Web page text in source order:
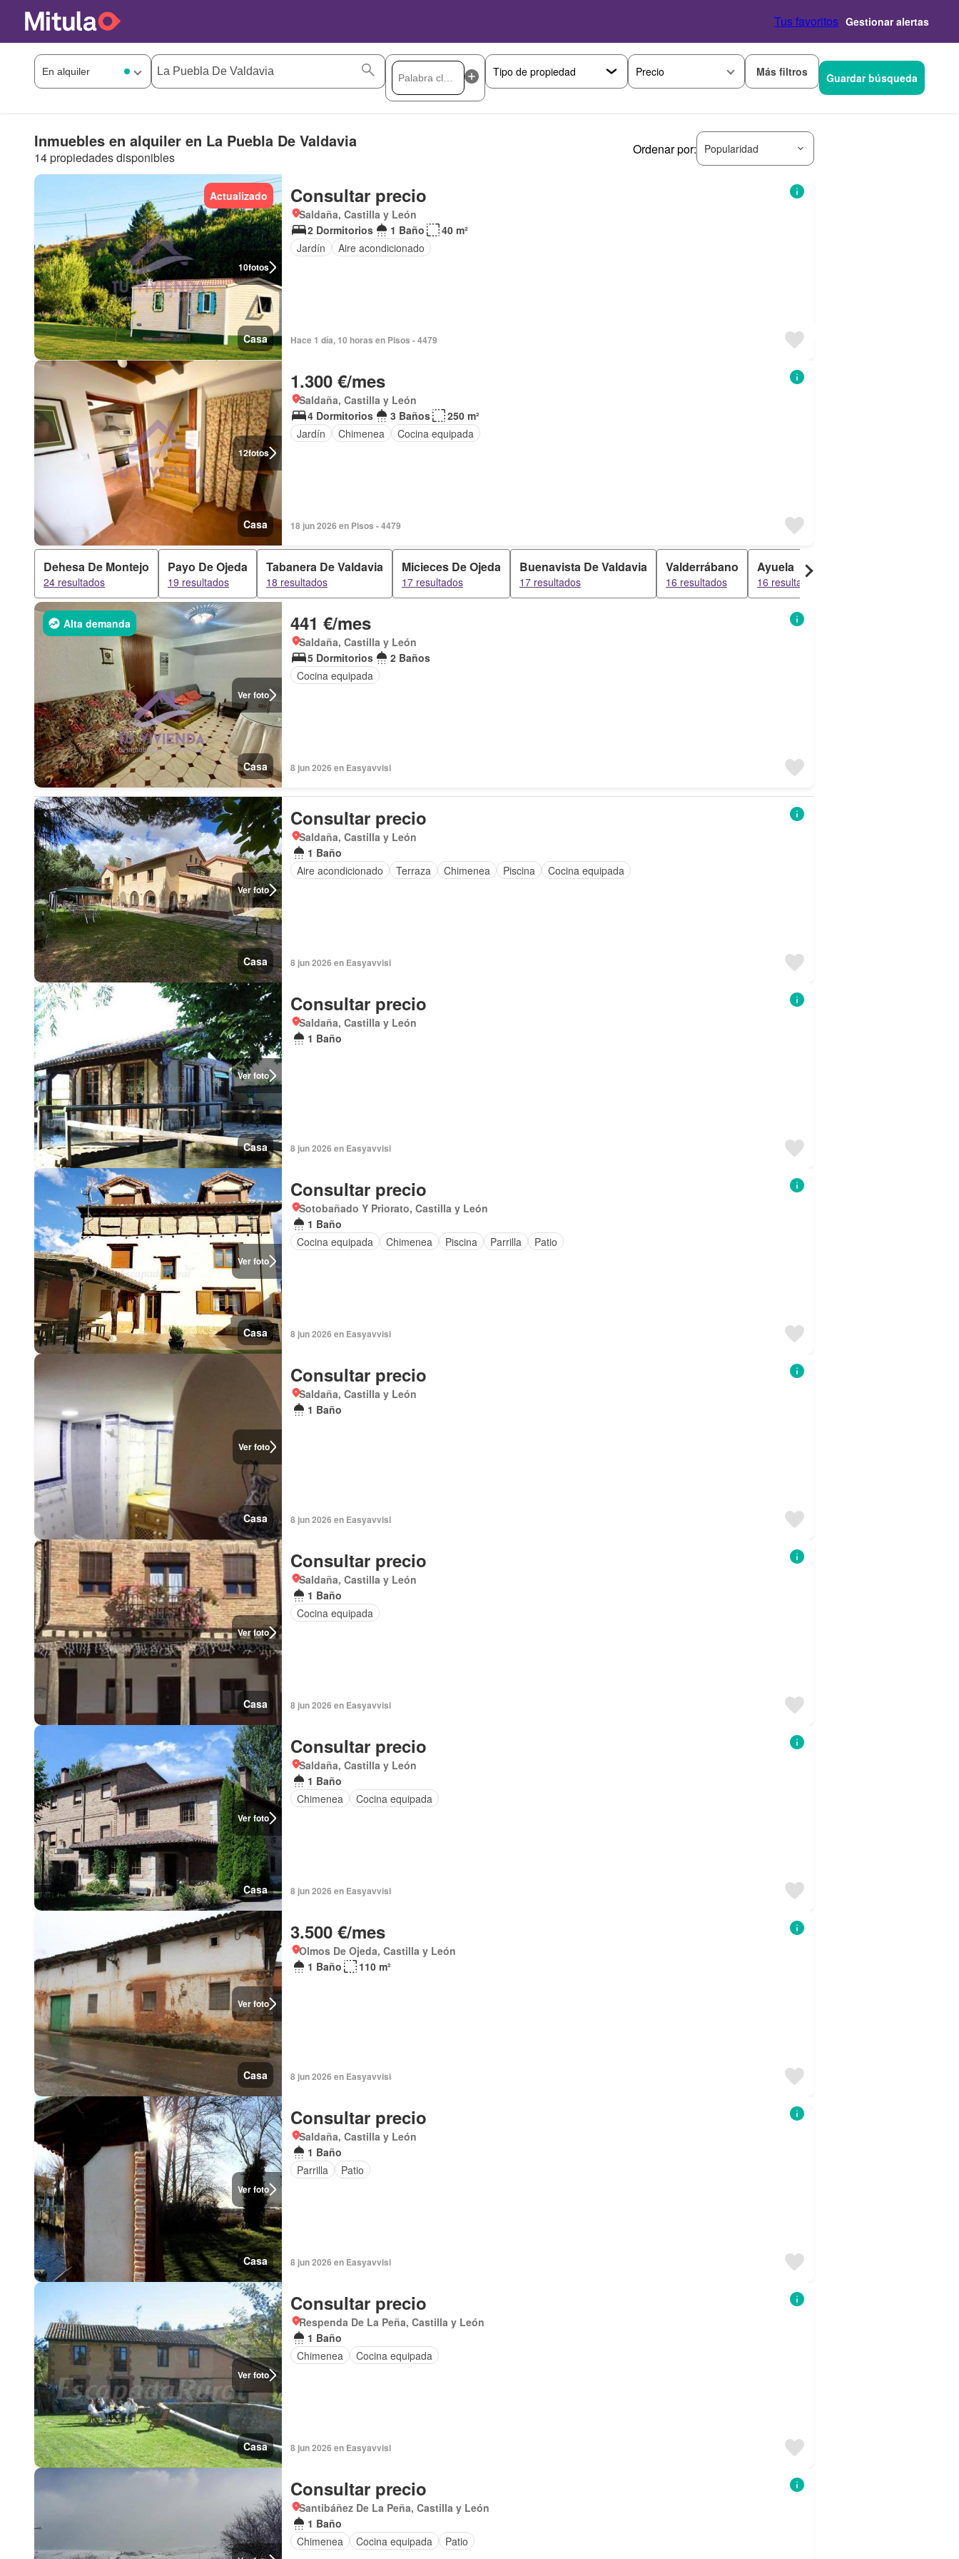
Tus favoritos Gestionar alertas
Precio Más filtros Guardar búsqueda
Inmuebles en alquiler en La Puebla De Valdavia
14 propiedades disponibles
Ordenar por: Popularidad
10fotos
Actualizado
Casa
Consultar precio
Saldaña, Castilla y León
2 Dormitorios
1 Baño
40 m²
Jardín
Aire acondicionado
Hace 1 día, 10 horas en Pisos - 4479
12fotos
Casa
1.300 €/mes
Saldaña, Castilla y León
4 Dormitorios
3 Baños
250 m²
Jardín
Chimenea Cocina equipada
18 jun 2026 en Pisos - 4479
Dehesa De Montejo
24 resultados
Payo De Ojeda
19 resultados
Tabanera De Valdavia
18 resultados
Micieces De Ojeda
17 resultados
Buenavista De Valdavia
17 resultados
Valderrábano
16 resultados
Ayuela
16 resultados
Ver foto
Alta demanda
Casa
441 €/mes
Saldaña, Castilla y León
5 Dormitorios
2 Baños
Cocina equipada
8 jun 2026 en Easyavvisi
Ver foto
Casa
Consultar precio
Saldaña, Castilla y León
1 Baño
Aire acondicionado
Terraza Chimenea Piscina Cocina equipada
8 jun 2026 en Easyavvisi
Ver foto
Casa
Consultar precio
Saldaña, Castilla y León
1 Baño
8 jun 2026 en Easyavvisi
Ver foto
Casa
Consultar precio
Sotobañado Y Priorato, Castilla y León
1 Baño
Cocina equipada
Chimenea Piscina Parrilla Patio
8 jun 2026 en Easyavvisi
Ver foto
Casa
Consultar precio
Saldaña, Castilla y León
1 Baño
8 jun 2026 en Easyavvisi
Ver foto
Casa
Consultar precio
Saldaña, Castilla y León
1 Baño
Cocina equipada
8 jun 2026 en Easyavvisi
Ver foto
Casa
Consultar precio
Saldaña, Castilla y León
1 Baño
Chimenea
Cocina equipada
8 jun 2026 en Easyavvisi
Ver foto
Casa
3.500 €/mes
Olmos De Ojeda, Castilla y León
1 Baño
110 m²
8 jun 2026 en Easyavvisi
Ver foto
Casa
Consultar precio
Saldaña, Castilla y León
1 Baño
Parrilla
Patio
8 jun 2026 en Easyavvisi
Ver foto
Casa
Consultar precio
Respenda De La Peña, Castilla y León
1 Baño
Chimenea
Cocina equipada
8 jun 2026 en Easyavvisi
Consultar precio
Santibáñez De La Peña, Castilla y León
1 Baño
Chimenea
Cocina equipada Patio